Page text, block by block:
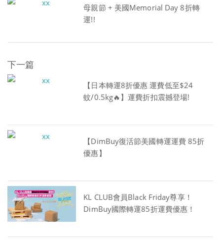
母親節 + 美國Memorial Day 8折轉
運!!
下一篇
【日本轉運8折優惠 運費低至$24
蚊/0.5kg🔥】運費折扣震撼登場!
【DimBuy復活節美國轉運運費 85折
優惠】
KL CLUB會員Black Friday尊享！
DimBuy國際轉運85折運費優惠！